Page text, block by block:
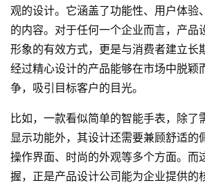
观的设计。它涵盖了功能性、用户体验
的内容。对于任何一个企业而言，产品
形象的有效方式，更是与消费者建立长
经过精心设计的产品能够在市场中脱颖
争，吸引目标客户的目光。
比如，一款看似简单的智能手表，除了
显示功能外，其设计还需要兼顾舒适的
操作界面、时尚的外观等多个方面。而
握，正是产品设计公司能为企业提供的